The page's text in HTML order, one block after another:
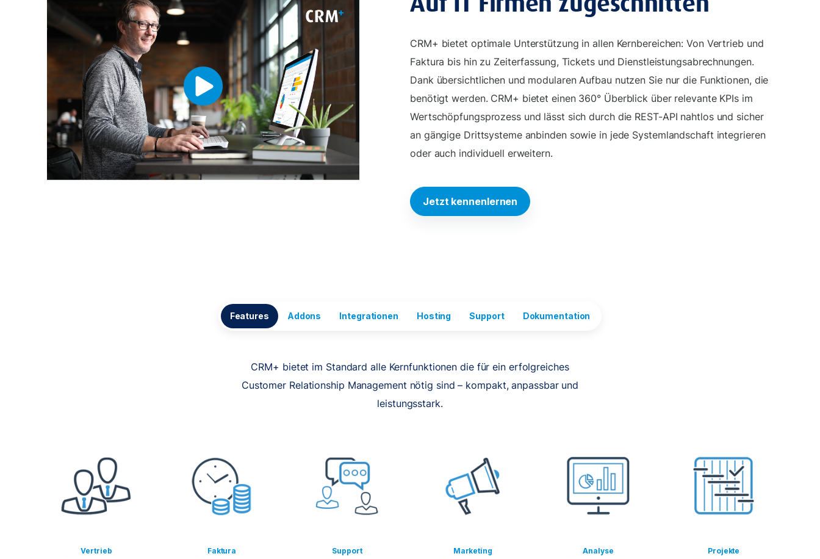
CRM+ bietet optimale Unterstützung in allen Kernbereichen: Von Vertrieb und
Faktura bis hin zu Zeiterfassung, Tickets und Dienstleistungsabrechnungen.
Dank übersichtlichen und modularen Aufbau nutzen Sie nur die Funktionen, die
benötigt werden. CRM+ bietet einen 360° Überblick über relevante KPIs im
Wertschöpfungsprozess und lässt sich durch die REST-API nahtlos und sicher
an gängige Drittsysteme anbinden sowie in jede Systemlandschaft integrieren
oder auch individuell erweitern.
Jetzt kennenlernen
Features Addons Integrationen Hosting Support Dokumentation
CRM+ bietet im Standard alle Kernfunktionen die für ein erfolgreiches
Customer Relationship Management nötig sind – kompakt, anpassbar und
leistungsstark.
Vertrieb
Faktura
Support
Marketing
Analyse
Projekte